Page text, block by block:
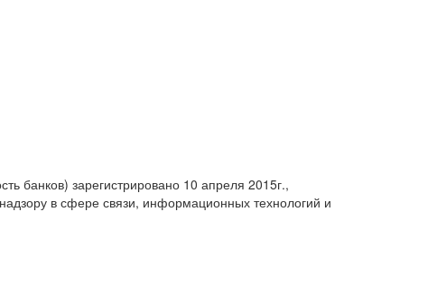
банков) зарегистрировано 10 апреля 2015г.,
в сфере связи, информационных технологий и